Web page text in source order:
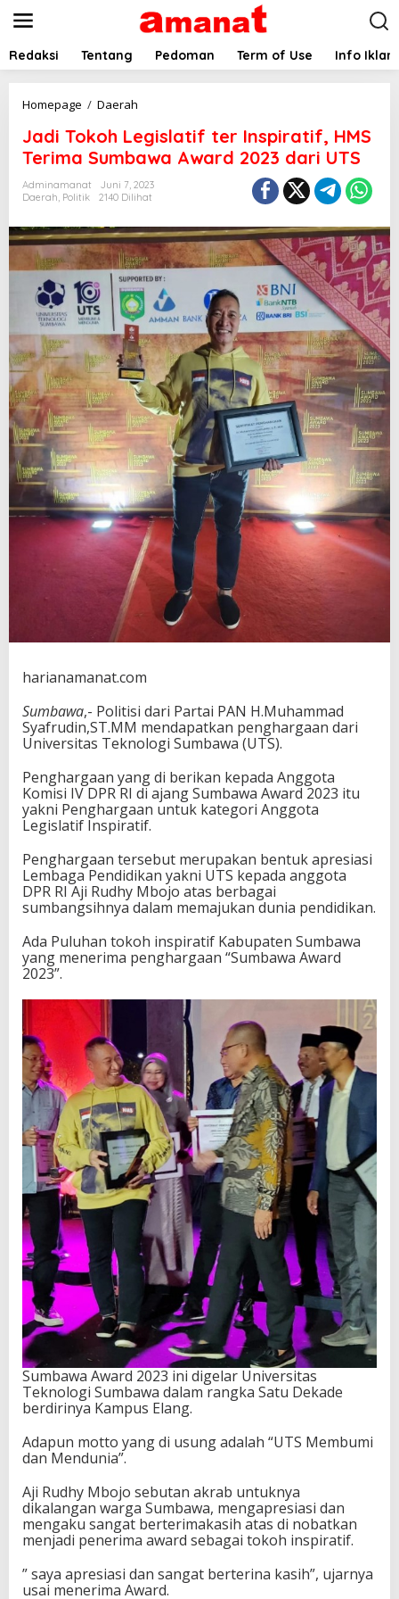
t
Redaksi Tentang Pedoman Term of Use Info Iklan
Homepage / Daerah
d
i
T
o
k
h
L
e
g
i
s
l
a
t
i
f
t
e
I
n
s
p
i
r
a
t
,
T
r
m
S
u
m
b
w
a
A
w
r
d
2
a
r
i
U
T
S
Jadi Tokoh Legislatif ter Inspiratif, HMS
Terima Sumbawa Award 2023 dari UTS
Adminamanat
Juni 7, 2023
Daerah, Politik 2140 Dilihat
harianamanat.com
Sumbawa,- Politisi dari Partai PAN H.Muhammad
Syafrudin,ST.MM mendapatkan penghargaan dari
Universitas Teknologi Sumbawa (UTS).
Penghargaan yang di berikan kepada Anggota
Komisi IV DPR RI di ajang Sumbawa Award 2023 itu
yakni Penghargaan untuk kategori Anggota
Legislatif Inspiratif.
Penghargaan tersebut merupakan bentuk apresiasi
Lembaga Pendidikan yakni UTS kepada anggota
DPR RI Aji Rudhy Mbojo atas berbagai
sumbangsihnya dalam memajukan dunia pendidikan.
Ada Puluhan tokoh inspiratif Kabupaten Sumbawa
yang menerima penghargaan “Sumbawa Award
2023”.
Sumbawa Award 2023 ini digelar Universitas
Teknologi Sumbawa dalam rangka Satu Dekade
berdirinya Kampus Elang.
Adapun motto yang di usung adalah “UTS Membumi
dan Mendunia”.
Aji Rudhy Mbojo sebutan akrab untuknya
dikalangan warga Sumbawa, mengapresiasi dan
mengaku sangat berterimakasih atas di nobatkan
menjadi penerima award sebagai tokoh inspiratif.
” saya apresiasi dan sangat berterina kasih”, ujarnya
usai menerima Award.